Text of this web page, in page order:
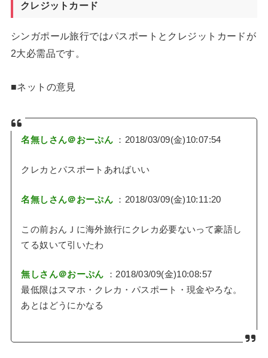
クレジットカード
シンガポール旅行ではパスポートとクレジットカードが
2大必需品です。
■ネットの意見
名無しさん＠おーぷん ：2018/03/09(金)10:07:54
クレカとパスポートあればいい
名無しさん＠おーぷん ：2018/03/09(金)10:11:20
この前おんＪに海外旅行にクレカ必要ないって豪語し
てる奴いて引いたわ
無しさん＠おーぷん ：2018/03/09(金)10:08:57
最低限はスマホ・クレカ・パスポート・現金やろな。
あとはどうにかなる